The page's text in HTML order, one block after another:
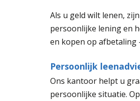
Als u geld wilt lenen,
persoonlijke lening en
en kopen op afbetaling
Persoonlijk
Ons kantoor helpt u
persoonlijke situatie.